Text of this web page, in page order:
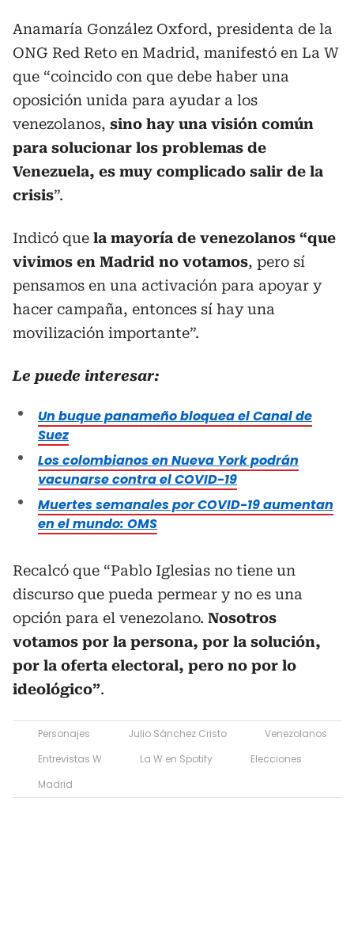
Anamaría González Oxford, presidenta de la
ONG Red Reto en Madrid, manifestó en La W
que “coincido con que debe haber una
oposición unida para ayudar a los
venezolanos, sino hay una visión común
para solucionar los problemas de
Venezuela, es muy complicado salir de la
crisis”.
Indicó que la mayoría de venezolanos “que
vivimos en Madrid no votamos, pero sí
pensamos en una activación para apoyar y
hacer campaña, entonces sí hay una
movilización importante”.
Le puede interesar:
Un buque panameño bloquea el Canal de
Suez
Los colombianos en Nueva York podrán
vacunarse contra el COVID-19
Muertes semanales por COVID-19 aumentan
en el mundo: OMS
Recalcó que “Pablo Iglesias no tiene un
discurso que pueda permear y no es una
opción para el venezolano. Nosotros
votamos por la persona, por la solución,
por la oferta electoral, pero no por lo
ideológico”.
Personajes Julio Sánchez Cristo
Venezolanos
Entrevistas W
La W en Spotify
Elecciones
Madrid